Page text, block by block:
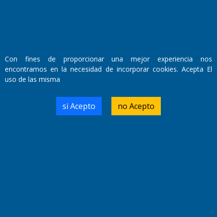
Con fines de proporcionar una mejor experiencia nos
encontramos en la necesidad de incorporar cookies. Acepta El
uso de las misma
si Acepto no Acepto